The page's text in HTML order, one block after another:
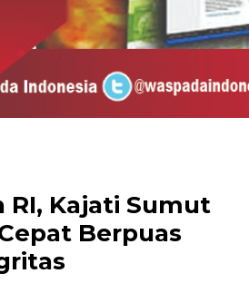
RI, Kajati Sumut
Berpuas